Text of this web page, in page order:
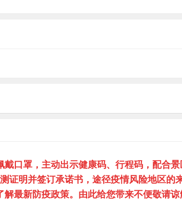
戴口罩，主动出示健康码、行程码，配合
证明并签订承诺书，途径疫情风险地区
解最新防疫政策。由此给您带来不便敬请